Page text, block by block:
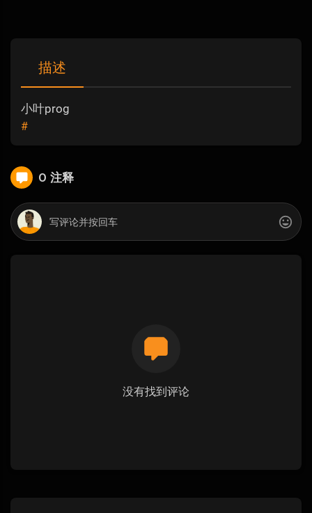
描述
小叶prog
#
0 注释
没有找到评论